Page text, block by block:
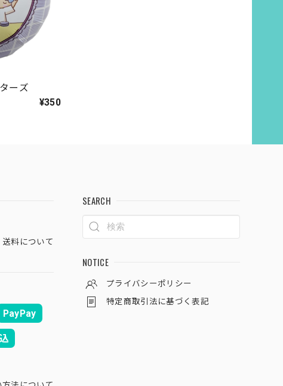
ーズ
¥350
送料について
PayPay
SEARCH
NOTICE
プライバシーポリシー
特定商取引法に基づく表記